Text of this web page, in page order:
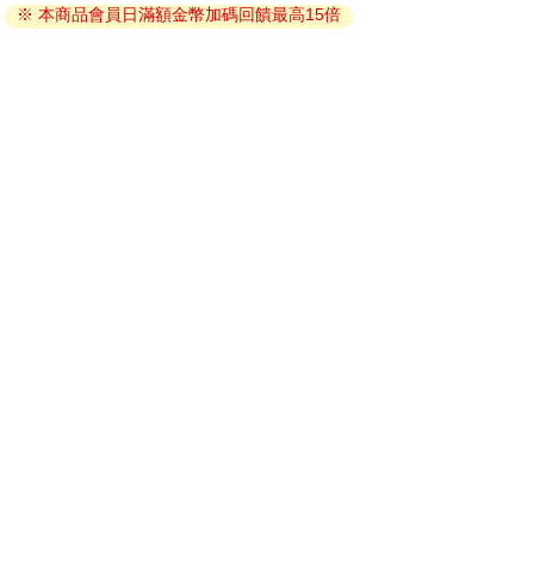
因版權保護，您在金石堂所購買的電子書僅能以金石堂專屬
※ 本商品會員日滿額金幣加碼回饋最高15倍